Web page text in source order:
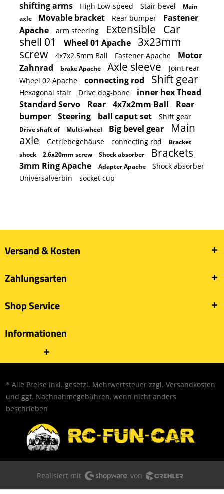
shifting arms High Low-speed Stair bevel
Main
axle
Movable bracket Rear bumper
Fastener
Apache
arm steering Extensible
Car
shell 01
Wheel 01 Apache
3x23mm
screw
4x7x2.5mm Ball Fastener Apache
Motor
Zahnrad
brake Apache Axle sleeve
Joint rear
Wheel 02 Apache
connecting rod Shift gear
Hexagonal stair Drive dog-bone
inner hex Thead
Standard Servo
Rear 4x7x2mm Ball
Rear
bumper
Steering ball caput set Shift gear
Drive shaft of Multi-wheel Big bevel gear
Main
axle
Getriebegehäuse connecting rod
Bracket
shock
2.6x20mm screw Shock absorber Brackets
3mm Ring Apache Adapter Apache
Shock absorber
Universalverbin
socket cup
Versand & Kosten
Zahlungsarten
Shop Service
Informationen
* Alle Preise inkl. gesetzl. Mehrwertsteuer zzgl. Versandkosten
und ggf. Nachnahmegebühren, wenn nicht anders
beschrieben
Realisiert mit von